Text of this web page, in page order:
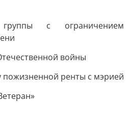
с ограничением
войны
ренты с мэрией